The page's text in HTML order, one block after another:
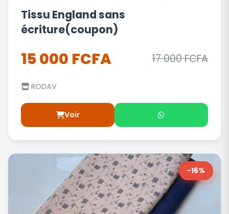
Tissu England sans
écriture(coupon)
15 000 FCFA 17 000 FCFA
RODAV
Voir
-16%